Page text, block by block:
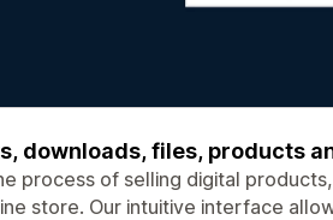
downloads, files, products
process of selling digital
store. Our intuitive interface